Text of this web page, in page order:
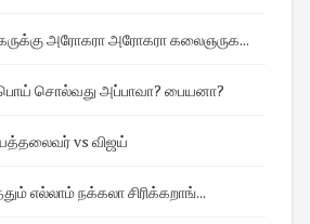
அரோகரா அரோகரா கலைஞருக...
சொல்வது அப்பாவா? பையனா?
சீனத்தலைவர் vs ரஷ்யத்தலைவர் vs விஜய்
எல்லாம் நக்கலா சிரிக்கறாங்...